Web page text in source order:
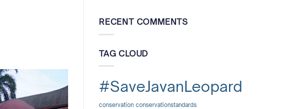
Edukasi
dan
Batas
dengan
RECENT COMMENTS
TAG CLOUD
#SaveJavanLeopard
conservation conservationstandards